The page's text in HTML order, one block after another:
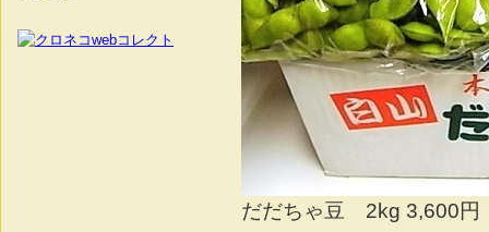
だだちゃ豆 2kg 3,600円